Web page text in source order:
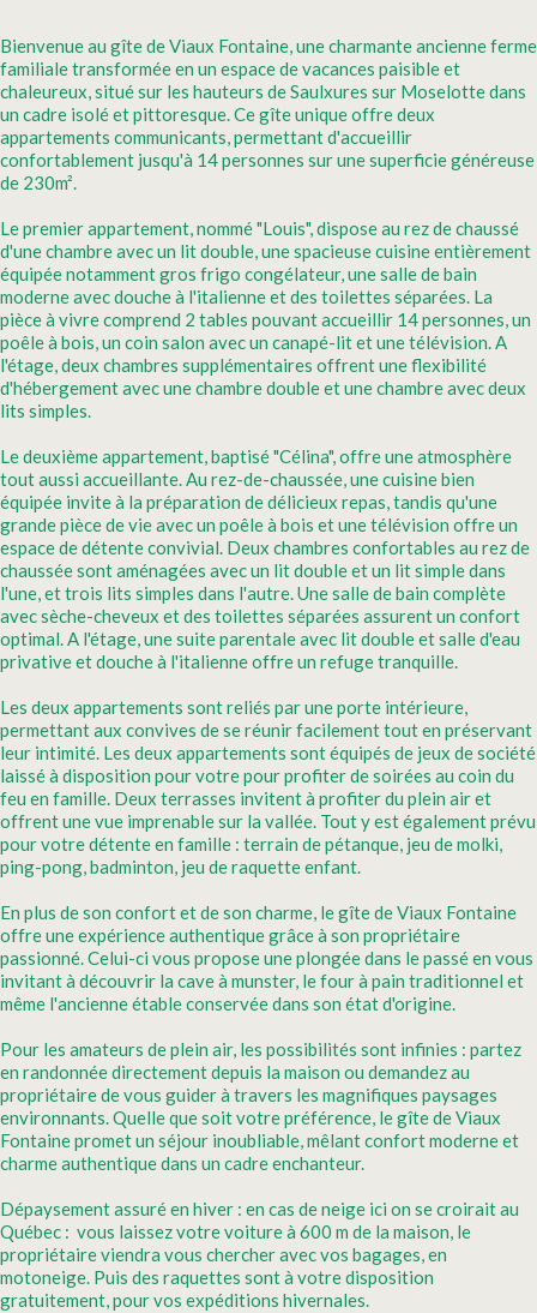
Bienvenue au gîte de Viaux Fontaine, une charmante ancienne ferme
familiale transformée en un espace de vacances paisible et
chaleureux, situé sur les hauteurs de Saulxures sur Moselotte dans
un cadre isolé et pittoresque. Ce gîte unique offre deux
appartements communicants, permettant d'accueillir
confortablement jusqu'à 14 personnes sur une superficie généreuse
de 230m².
Le premier appartement, nommé "Louis", dispose au rez de chaussé
d'une chambre avec un lit double, une spacieuse cuisine entièrement
équipée notamment gros frigo congélateur, une salle de bain
moderne avec douche à l'italienne et des toilettes séparées. La
pièce à vivre comprend 2 tables pouvant accueillir 14 personnes, un
poêle à bois, un coin salon avec un canapé-lit et une télévision. A
l'étage, deux chambres supplémentaires offrent une flexibilité
d'hébergement avec une chambre double et une chambre avec deux
lits simples.
Le deuxième appartement, baptisé "Célina", offre une atmosphère
tout aussi accueillante. Au rez-de-chaussée, une cuisine bien
équipée invite à la préparation de délicieux repas, tandis qu'une
grande pièce de vie avec un poêle à bois et une télévision offre un
espace de détente convivial. Deux chambres confortables au rez de
chaussée sont aménagées avec un lit double et un lit simple dans
l'une, et trois lits simples dans l'autre. Une salle de bain complète
avec sèche-cheveux et des toilettes séparées assurent un confort
optimal. A l'étage, une suite parentale avec lit double et salle d'eau
privative et douche à l'italienne offre un refuge tranquille.
Les deux appartements sont reliés par une porte intérieure,
permettant aux convives de se réunir facilement tout en préservant
leur intimité. Les deux appartements sont équipés de jeux de société
laissé à disposition pour votre pour profiter de soirées au coin du
feu en famille. Deux terrasses invitent à profiter du plein air et
offrent une vue imprenable sur la vallée. Tout y est également prévu
pour votre détente en famille : terrain de pétanque, jeu de molki,
ping-pong, badminton, jeu de raquette enfant.
En plus de son confort et de son charme, le gîte de Viaux Fontaine
offre une expérience authentique grâce à son propriétaire
passionné. Celui-ci vous propose une plongée dans le passé en vous
invitant à découvrir la cave à munster, le four à pain traditionnel et
même l'ancienne étable conservée dans son état d'origine.
Pour les amateurs de plein air, les possibilités sont infinies : partez
en randonnée directement depuis la maison ou demandez au
propriétaire de vous guider à travers les magnifiques paysages
environnants. Quelle que soit votre préférence, le gîte de Viaux
Fontaine promet un séjour inoubliable, mêlant confort moderne et
charme authentique dans un cadre enchanteur.
Dépaysement assuré en hiver : en cas de neige ici on se croirait au
Québec : vous laissez votre voiture à 600 m de la maison, le
propriétaire viendra vous chercher avec vos bagages, en
motoneige. Puis des raquettes sont à votre disposition
gratuitement, pour vos expéditions hivernales.